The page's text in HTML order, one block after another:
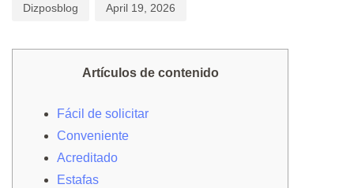
Dizposblog April 19, 2026
Artículos de contenido
Fácil de solicitar
Conveniente
Acreditado
Estafas